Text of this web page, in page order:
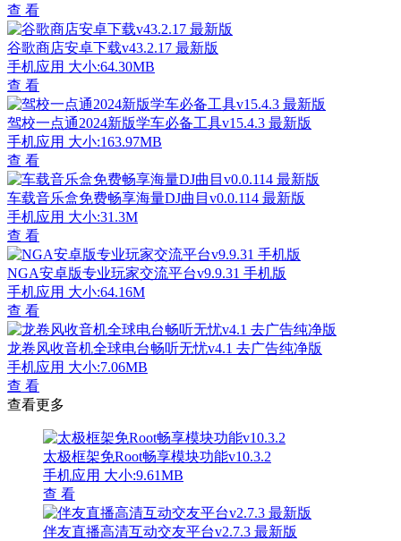
查 看
谷歌商店安卓下载v43.2.17 最新版
手机应用 大小:64.30MB
查 看
驾校一点通2024新版学车必备工具v15.4.3 最新版
手机应用 大小:163.97MB
查 看
车载音乐盒免费畅享海量DJ曲目v0.0.114 最新版
手机应用 大小:31.3M
查 看
NGA安卓版专业玩家交流平台v9.9.31 手机版
手机应用 大小:64.16M
查 看
龙卷风收音机全球电台畅听无忧v4.1 去广告纯净版
手机应用 大小:7.06MB
查 看
查看更多
太极框架免Root畅享模块功能v10.3.2
手机应用 大小:9.61MB
查 看
伴友直播高清互动交友平台v2.7.3 最新版